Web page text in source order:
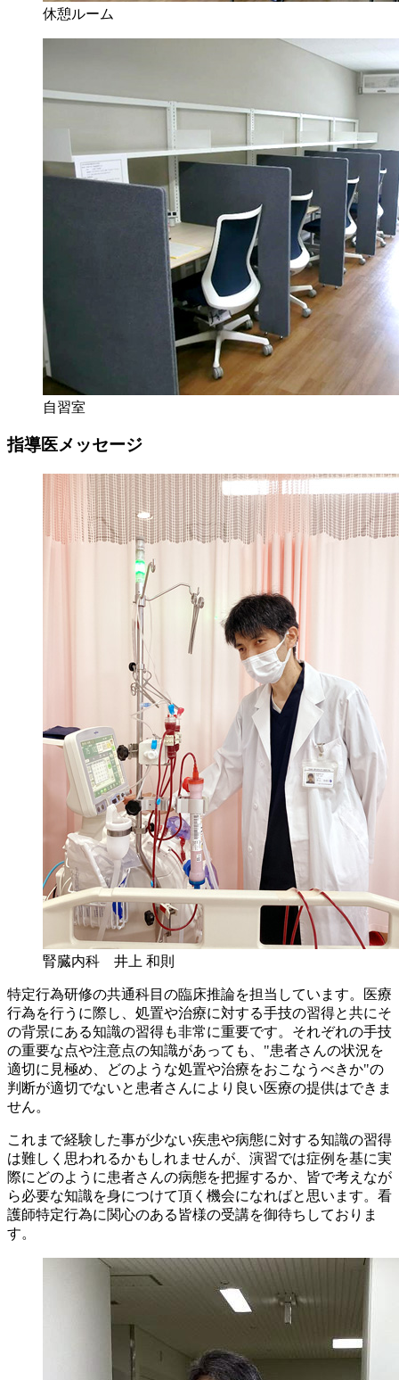
休憩ルーム
自習室
指導医メッセージ
腎臓内科 井上 和則
特定行為研修の共通科目の臨床推論を担当しています。医療
行為を行うに際し、処置や治療に対する手技の習得と共にそ
の背景にある知識の習得も非常に重要です。それぞれの手技
の重要な点や注意点の知識があっても、"患者さんの状況を
適切に見極め、どのような処置や治療をおこなうべきか"の
判断が適切でないと患者さんにより良い医療の提供はできま
せん。
これまで経験した事が少ない疾患や病態に対する知識の習得
は難しく思われるかもしれませんが、演習では症例を基に実
際にどのように患者さんの病態を把握するか、皆で考えなが
ら必要な知識を身につけて頂く機会になればと思います。看
護師特定行為に関心のある皆様の受講を御待ちしておりま
す。